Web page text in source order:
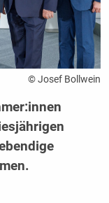
© Josef Bollwein